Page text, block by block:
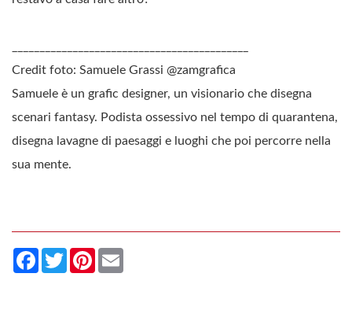
Credit foto: Samuele Grassi @zamgrafica
Samuele è un grafic designer, un visionario che disegna
scenari fantasy. Podista ossessivo nel tempo di quarantena,
disegna lavagne di paesaggi e luoghi che poi percorre nella
sua mente.
Facebook
TwitterPinterest